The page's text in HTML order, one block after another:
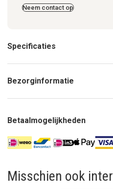
Neem contact op
Specificaties
Bezorginformatie
Betaalmogelijkheden
Misschien ook